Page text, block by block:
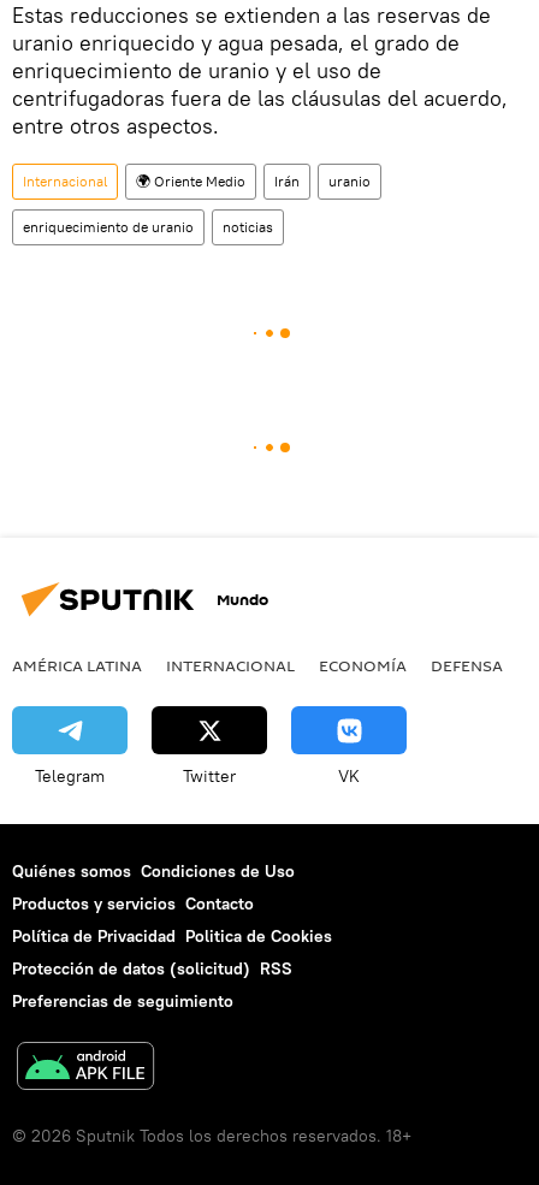
Estas reducciones se extienden a las reservas de
uranio enriquecido y agua pesada, el grado de
enriquecimiento de uranio y el uso de
centrifugadoras fuera de las cláusulas del acuerdo,
entre otros aspectos.
Internacional 🌍 Oriente Medio Irán uranio
enriquecimiento de uranio noticias
Mundo
AMÉRICA LATINA INTERNACIONAL ECONOMÍA DEFENSA
Telegram Twitter VK
Quiénes somos Condiciones de Uso
Productos y servicios Contacto
Política de Privacidad Politica de Cookies
Protección de datos (solicitud) RSS
Preferencias de seguimiento
© 2026 Sputnik Todos los derechos reservados. 18+